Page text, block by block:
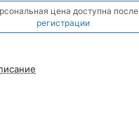
цена доступна после
регистрации